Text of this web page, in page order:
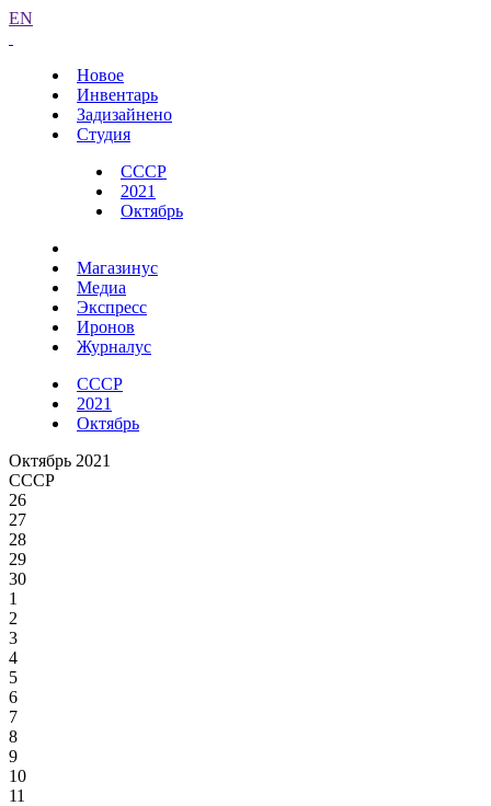
EN
Новое
Инвентарь
Задизайнено
Студия
СССР
2021
Октябрь
Магазинус
Медиа
Экспресс
Иронов
Журналус
СССР
2021
Октябрь
Октябрь 2021
СССР
26
27
28
29
30
1
2
3
4
5
6
7
8
9
10
11